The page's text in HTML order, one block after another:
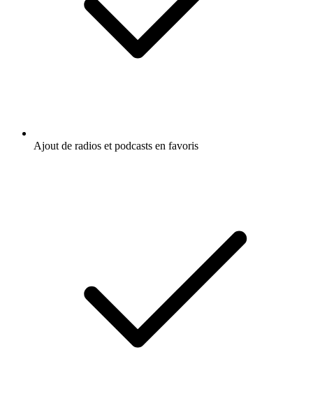
Ajout de radios et podcasts en favoris